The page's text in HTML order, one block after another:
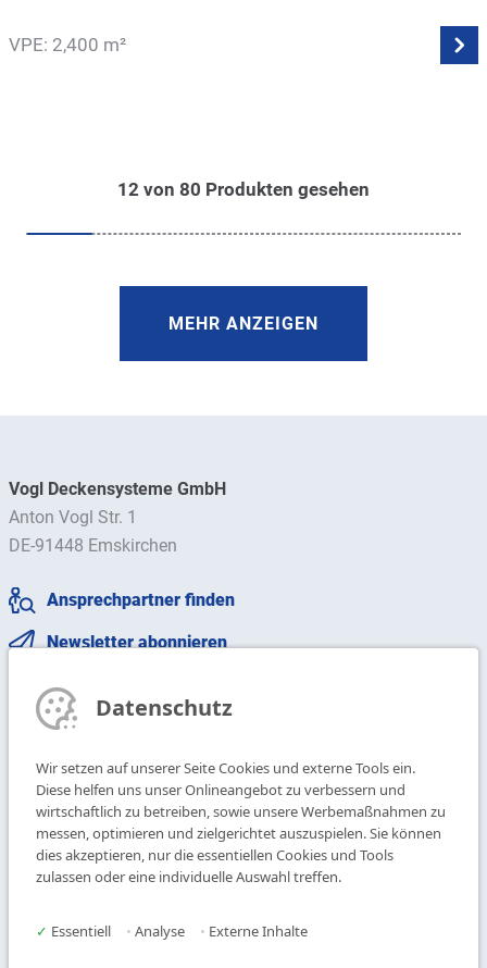
VPE: 2,400 m²
12 von 80 Produkten gesehen
MEHR ANZEIGEN
Vogl Deckensysteme GmbH
Anton Vogl Str. 1
DE-91448 Emskirchen
Ansprechpartner finden
Newsletter abonnieren
+49 9104 825-0
+49 9104 825-250
info@vogl-deckensysteme.de
Deckengestaltung
Systeme
Produkte
Galerie
Über uns
Kontakt
Datenschutz
Wir setzen auf unserer Seite Cookies und externe Tools ein.
Diese helfen uns unser Onlineangebot zu verbessern und
wirtschaftlich zu betreiben, sowie unsere Werbemaßnahmen zu
messen, optimieren und zielgerichtet auszuspielen. Sie können
dies akzeptieren, nur die essentiellen Cookies und Tools
zulassen oder eine individuelle Auswahl treffen.
✓ Essentiell • Analyse • Externe Inhalte